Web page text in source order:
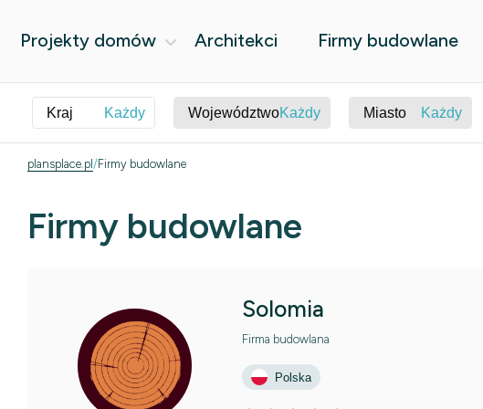
Projekty domów Architekci Firmy budowlane
Kraj Każdy WojewództwoKażdy Miasto Każdy
plansplace.pl Firmy budowlane
Firmy budowlane
Solomia
Firma budowlana
Polska